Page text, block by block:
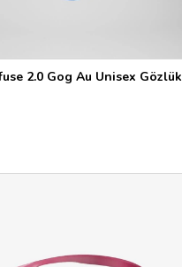
2.0 Gog Au Unisex Gözlük